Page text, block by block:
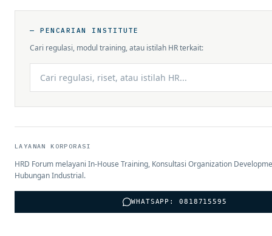
— PENCARIAN INSTITUTE
Cari regulasi, modul training, atau istilah HR terkait:
LAYANAN KORPORASI
HRD Forum melayani In-House Training, Konsultasi Organization
Hubungan Industrial.
WHATSAPP: 0818715595